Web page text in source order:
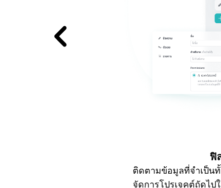
ฟิ
ติดตามข้อมูลที่จำเป็น
จัดการโปรเจคต์ถัดไ